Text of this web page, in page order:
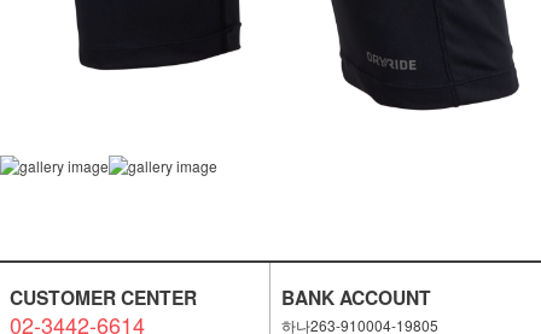
CUSTOMER CENTER
02-3442-6614
BANK ACCOUNT
하나263-910004-19805